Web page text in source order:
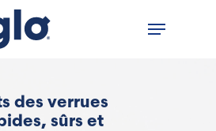
des verrues
sûrs et
Close
in these